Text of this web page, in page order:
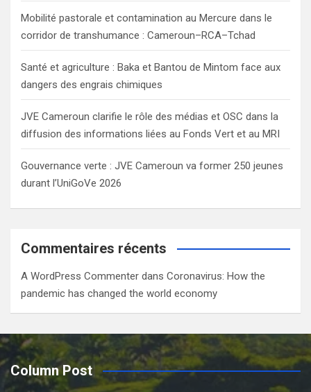
Mobilité pastorale et contamination au Mercure dans le
corridor de transhumance : Cameroun–RCA–Tchad
Santé et agriculture : Baka et Bantou de Mintom face aux
dangers des engrais chimiques
JVE Cameroun clarifie le rôle des médias et OSC dans la
diffusion des informations liées au Fonds Vert et au MRI
Gouvernance verte : JVE Cameroun va former 250 jeunes
durant l’UniGoVe 2026
Commentaires récents
A WordPress Commenter dans Coronavirus: How the
pandemic has changed the world economy
Column Post